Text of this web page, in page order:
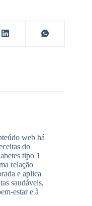
web há
do
tipo 1
relação
e aplica
saudáveis,
estar e à